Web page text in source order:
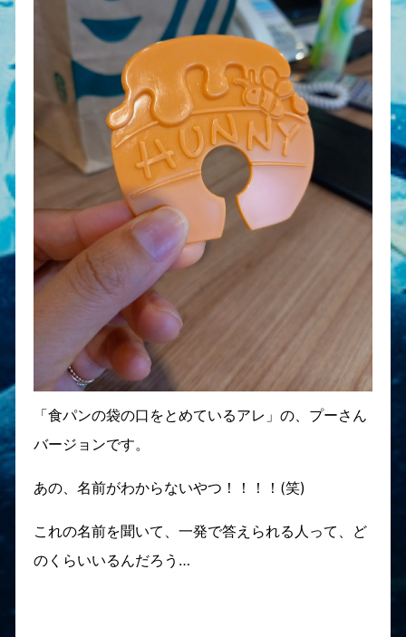
「食パンの袋の口をとめているアレ」の、プーさん
バージョンです。
あの、名前がわからないやつ！！！！(笑)
これの名前を聞いて、一発で答えられる人って、ど
のくらいいるんだろう…